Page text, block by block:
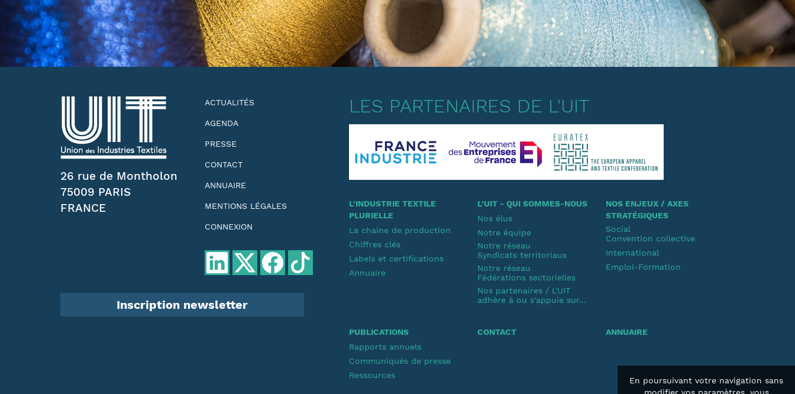
26 rue de Montholon
75009 PARIS
FRANCE
ACTUALITÉS
AGENDA
PRESSE
CONTACT
ANNUAIRE
MENTIONS LÉGALES
CONNEXION
Inscription newsletter
LES PARTENAIRES DE L'UIT
L'INDUSTRIE TEXTILE
PLURIELLE
La chaine de production
Chiffres clés
Labels et certifications
Annuaire
L'UIT - QUI SOMMES-NOUS
Nos élus
Notre équipe
Notre réseau
Syndicats territoriaux
Notre réseau
Fédérations sectorielles
Nos partenaires / L'UIT
adhère à ou s'appuie sur...
NOS ENJEUX / AXES
STRATÉGIQUES
Social
Convention collective
International
Emploi-Formation
PUBLICATIONS
Rapports annuels
Communiqués de presse
Ressources
CONTACT ANNUAIRE
En poursuivant votre navigation sans